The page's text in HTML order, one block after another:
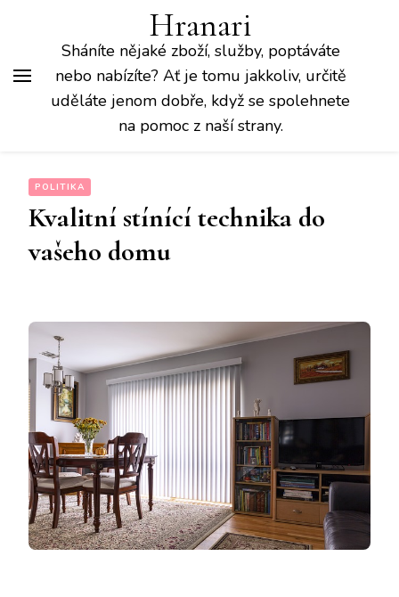
Hranari
Sháníte nějaké zboží, služby, poptáváte
nebo nabízíte? Ať je tomu jakkoliv, určitě
uděláte jenom dobře, když se spolehnete
na pomoc z naší strany.
POLITIKA
Kvalitní stínící technika do
vašeho domu